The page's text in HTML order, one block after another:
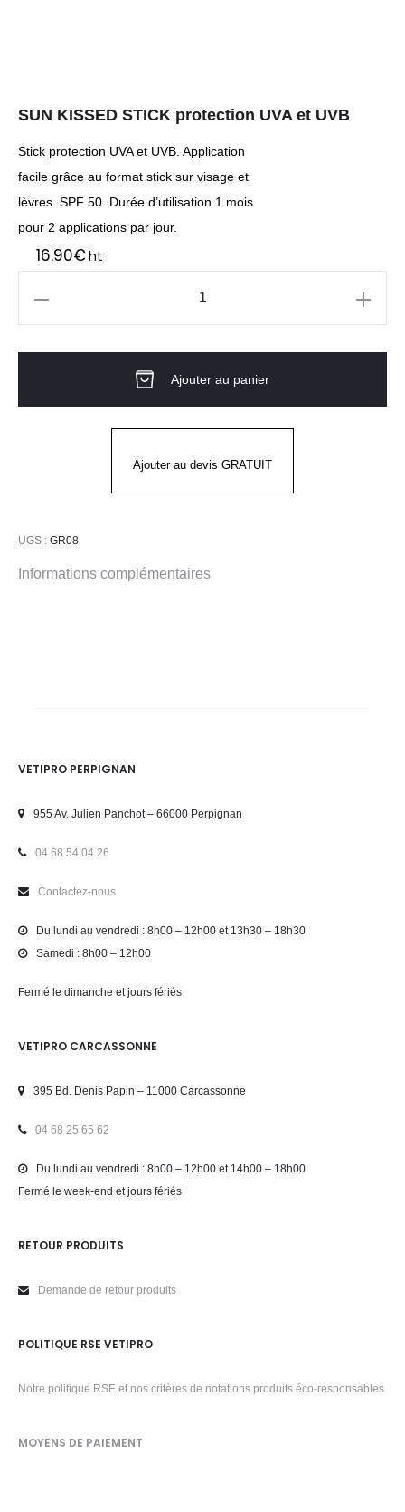
SUN KISSED STICK protection UVA et UVB
Stick protection UVA et UVB. Application
facile grâce au format stick sur visage et
lèvres. SPF 50. Durée d’utilisation 1 mois
pour 2 applications par jour.
16.90€ht
Ajouter au panier
Ajouter au devis GRATUIT
UGS : GR08
Informations complémentaires
VETIPRO PERPIGNAN
955 Av. Julien Panchot – 66000 Perpignan
04 68 54 04 26
Contactez-nous
Du lundi au vendredi : 8h00 – 12h00 et 13h30 – 18h30
Samedi : 8h00 – 12h00
Fermé le dimanche et jours fériés
VETIPRO CARCASSONNE
395 Bd. Denis Papin – 11000 Carcassonne
04 68 25 65 62
Du lundi au vendredi : 8h00 – 12h00 et 14h00 – 18h00
Fermé le week-end et jours fériés
RETOUR PRODUITS
Demande de retour produits
POLITIQUE RSE VETIPRO
Notre politique RSE et nos critères de notations produits éco-responsables
MOYENS DE PAIEMENT